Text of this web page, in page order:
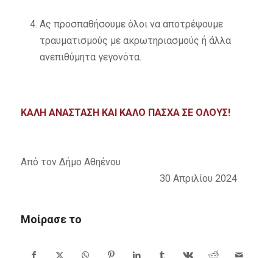
Ας προσπαθήσουμε όλοι να αποτρέψουμε
τραυματισμούς με ακρωτηριασμούς ή άλλα
ανεπιθύμητα γεγονότα.
ΚΑΛΗ ΑΝΑΣΤΑΣΗ ΚΑΙ ΚΑΛΟ ΠΑΣΧΑ ΣΕ ΟΛΟΥΣ!
Από τον Δήμο Αθηένου
30 Απριλίου 2024
Μοίρασε το